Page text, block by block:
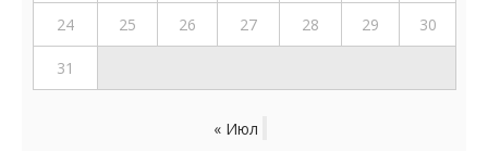
24 25 26 27 28 29 30
31
« Июл